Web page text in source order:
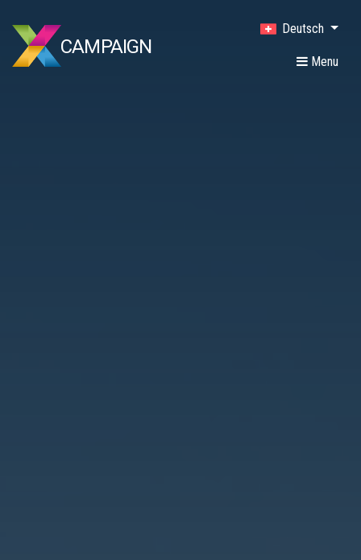
CAMPAIGN
Menu
Deutsch